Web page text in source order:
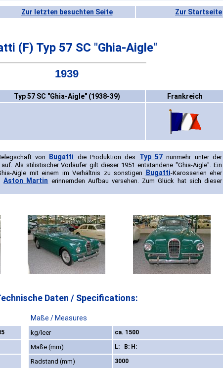
Zur letzten besuchten Seite Zur Startseite
(F) Typ 57 SC "Ghia-Aigle"
1939
Typ 57 SC "Ghia-Aigle" (1938-39) Frankreich
von Bugatti die Produktion des Typ 57 nunmehr unter der
Als stilistischer Vorläufer gilt dieser 1951 entstandene "Ghia-Aigle". Ein
Aigle mit einem im Verhältnis zu sonstigen
Bugatti-Karosserien eher
Aston Martin erinnernden Aufbau versehen. Zum Glück hat sich dieser
Daten / Specifications:
Maße / Measures
kg/leer ca. 1500
Maße (mm) L: B: H:
Radstand (mm) 3000